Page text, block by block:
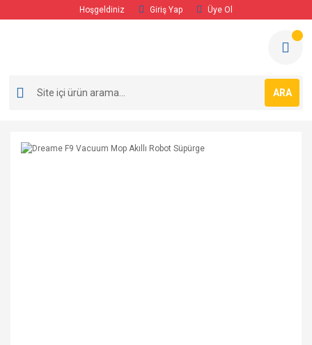
Hoşgeldiniz Giriş Yap Üye Ol
ARA